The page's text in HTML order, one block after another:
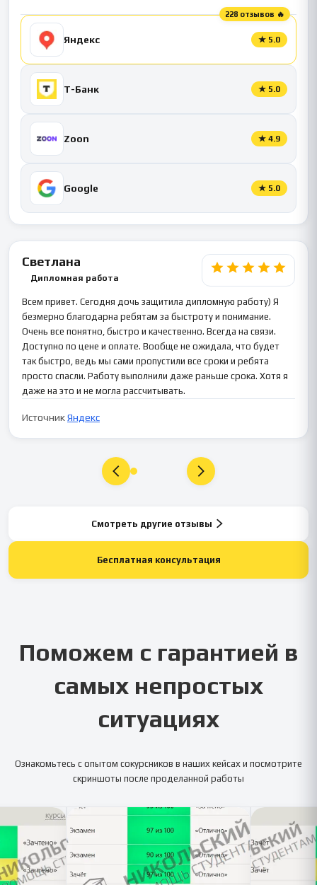
228 отзывов 🔥
Яндекс ★ 5.0
Т-Банк ★ 5.0
Zoon ★ 4.9
Google ★ 5.0
Светлана
Дипломная работа
Всем привет. Сегодня дочь защитила дипломную работу) Я
безмерно благодарна ребятам за быстроту и понимание.
Очень все понятно, быстро и качественно. Всегда на связи.
Доступно по цене и оплате. Вообще не ожидала, что будет
так быстро, ведь мы сами пропустили все сроки и ребята
просто спасли. Работу выполнили даже раньше срока. Хотя я
даже на это и не могла рассчитывать.
ИсточникЯндекс
Смотреть другие отзывы
Бесплатная консультация
Поможем с гарантией в
самых непростых
ситуациях
Ознакомьтесь с опытом сокурсников в наших кейсах и посмотрите
скриншоты после проделанной работы